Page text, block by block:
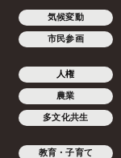
気候変動
市民参画
人権
農業
多文化共生
教育・子育て